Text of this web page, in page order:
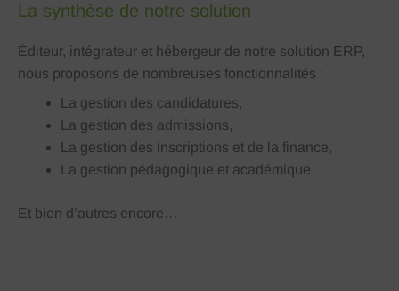
La synthèse de notre solution
Éditeur, intégrateur et hébergeur de notre solution ERP,
nous proposons de nombreuses fonctionnalités :
La gestion des candidatures,
La gestion des admissions,
La gestion des inscriptions et de la finance,
La gestion pédagogique et académique
Et bien d’autres encore…